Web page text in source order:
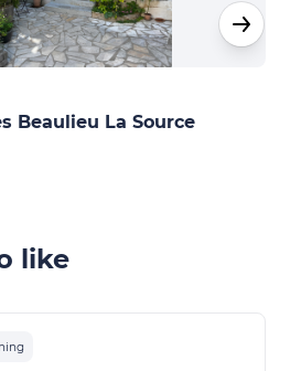
Beaulieu La Source
like